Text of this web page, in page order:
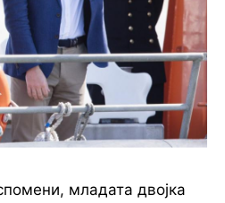
младата двојка